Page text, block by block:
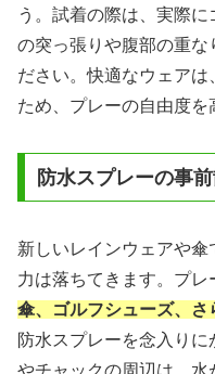
う。試着の際は、実際
の突っ張りや腹部の重な
ださい。快適なウェア
ため、プレーの自由度を
防水スプレーの事
新しいレインウェアや
力は落ちてきます。プレ
傘、ゴルフシューズ、
防水スプレーを念入り
やチャックの周辺は、